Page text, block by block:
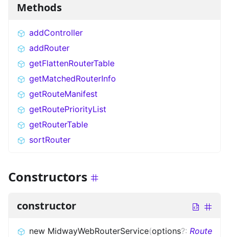
Methods
addController
addRouter
getFlattenRouterTable
getMatchedRouterInfo
getRouteManifest
getRoutePriorityList
getRouterTable
sortRouter
Constructors
constructor
new MidwayWebRouterService(options?: Route